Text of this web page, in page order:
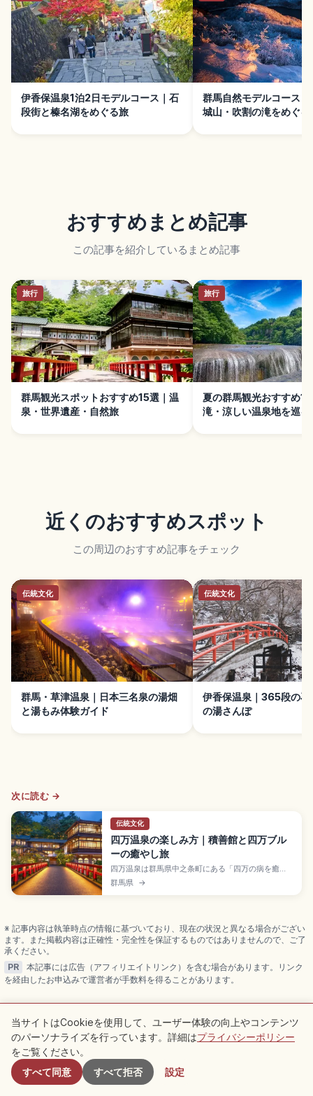
伊香保温泉1泊2日モデルコース｜石
段街と榛名湖をめぐる旅
群馬自然モデルコース｜
城山・吹割の滝をめぐる
おすすめまとめ記事
この記事を紹介しているまとめ記事
旅行
群馬観光スポットおすすめ15選｜温
泉・世界遺産・自然旅
旅行
夏の群馬観光おすすめ
滝・涼しい温泉地を巡る
近くのおすすめスポット
この周辺のおすすめ記事をチェック
伝統文化
群馬・草津温泉｜日本三名泉の湯畑
と湯もみ体験ガイド
伝統文化
伊香保温泉｜365段の石
の湯さんぽ
次に読む →
伝統文化
四万温泉の楽しみ方｜積善館と四万ブル
ーの癒やし旅
四万温泉は群馬県中之条町にある「四万の病を癒
す」と伝わる名湯で、昭和29年に国民保養温泉地指
定の歴史ある温泉地。シンボルの積善館は元禄7年
のアクセスも押さえました。
群馬県 →
※ 記事内容は執筆時点の情報に基づいており、現在の状況と異なる場合がござい
ます。また掲載内容は正確性・完全性を保証するものではありませんので、ご了
承ください。
PR
本記事には広告（アフィリエイトリンク）を含む場合があります。リンク
を経由したお申込みで運営者が手数料を得ることがあります。
関連記事
同じカテゴリーのおすすめ記事をチェック
付近のスポット
当サイトはCookieを使用して、ユーザー体験の向上やコンテンツ
のパーソナライズを行っています。詳細はプライバシーポリシー
をご覧ください。
すべて同意
すべて拒否 設定